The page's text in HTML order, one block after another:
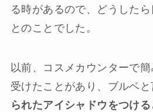
る時があるので、どうしたら
とのことでした。
以前、コスメカウンターで
受けたことがあり、ブルベと
られたアイシャドウをつけ